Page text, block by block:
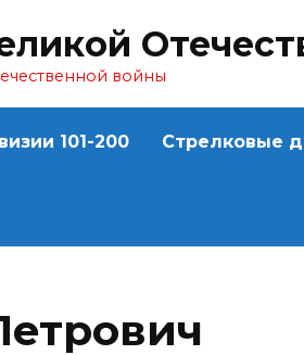
войны
101-200 Стрелковые